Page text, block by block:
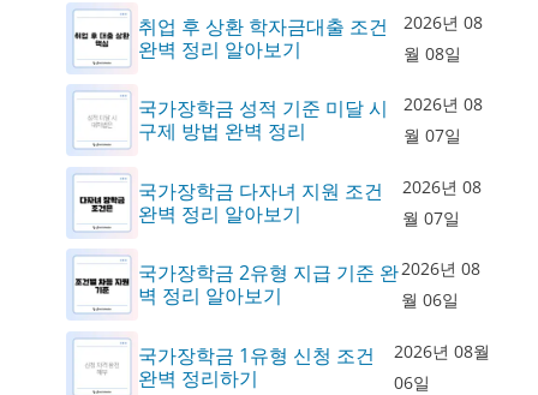
취업 후 상환 학자금대출 조건
완벽 정리 알아보기
2026년 08
월 08일
국가장학금 성적 기준 미달 시
구제 방법 완벽 정리
2026년 08
월 07일
국가장학금 다자녀 지원 조건
완벽 정리 알아보기
2026년 08
월 07일
국가장학금 2유형 지급 기준 완
벽 정리 알아보기
2026년 08
월 06일
국가장학금 1유형 신청 조건
완벽 정리하기
2026년 08월
06일